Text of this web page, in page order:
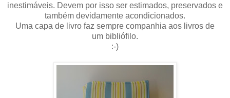
inestimáveis. Devem por isso ser estimados, preservados e
também devidamente acondicionados.
Uma capa de livro faz sempre companhia aos livros de
um bibliófilo.
:-)